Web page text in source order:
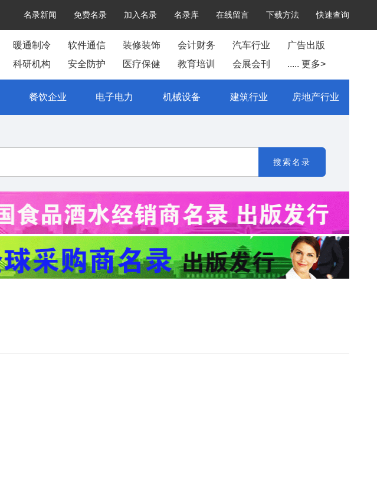
名录新闻 免费名录 加入名录 名录库 在线留言 下载方法 快速查询
暖通制冷 软件通信 装修装饰 会计财务 汽车行业
广告出版
科研机构 安全防护 医疗保健 教育培训 会展会刊 ..... 更多>
餐饮企业 电子电力 机械设备 建筑行业 房地产行业
搜索名录